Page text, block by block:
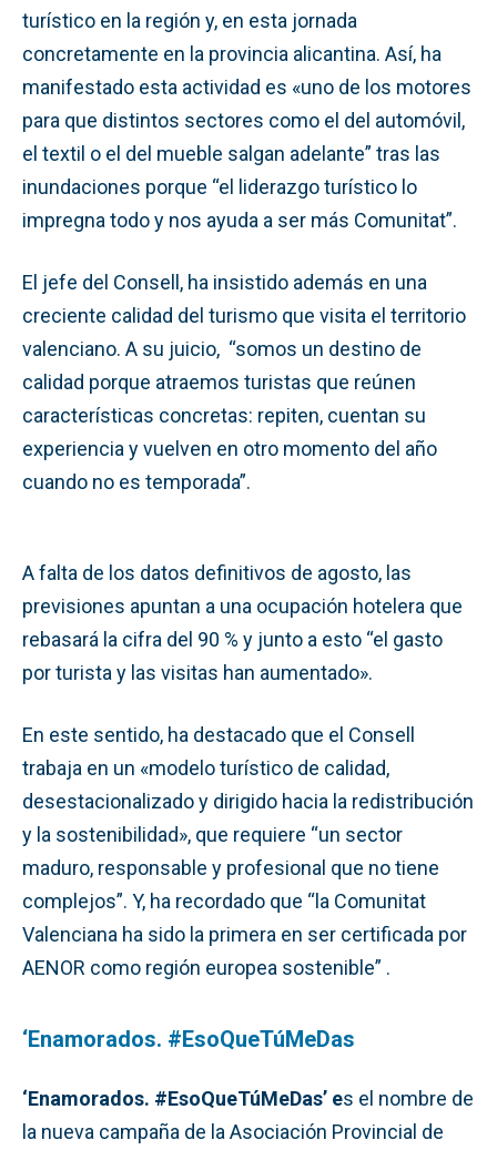
turístico en la región y, en esta jornada
concretamente en la provincia alicantina. Así, ha
manifestado esta actividad es «uno de los motores
para que distintos sectores como el del automóvil,
el textil o el del mueble salgan adelante” tras las
inundaciones porque “el liderazgo turístico lo
impregna todo y nos ayuda a ser más Comunitat”.
El jefe del Consell, ha insistido además en una
creciente calidad del turismo que visita el territorio
valenciano. A su juicio, “somos un destino de
calidad porque atraemos turistas que reúnen
características concretas: repiten, cuentan su
experiencia y vuelven en otro momento del año
cuando no es temporada”.
A falta de los datos definitivos de agosto, las
previsiones apuntan a una ocupación hotelera que
rebasará la cifra del 90 % y junto a esto “el gasto
por turista y las visitas han aumentado».
En este sentido, ha destacado que el Consell
trabaja en un «modelo turístico de calidad,
desestacionalizado y dirigido hacia la redistribución
y la sostenibilidad», que requiere “un sector
maduro, responsable y profesional que no tiene
complejos”. Y, ha recordado que “la Comunitat
Valenciana ha sido la primera en ser certificada por
AENOR como región europea sostenible” .
‘Enamorados. #EsoQueTúMeDas
‘Enamorados. #EsoQueTúMeDas’ es el nombre de
la nueva campaña de la Asociación Provincial de